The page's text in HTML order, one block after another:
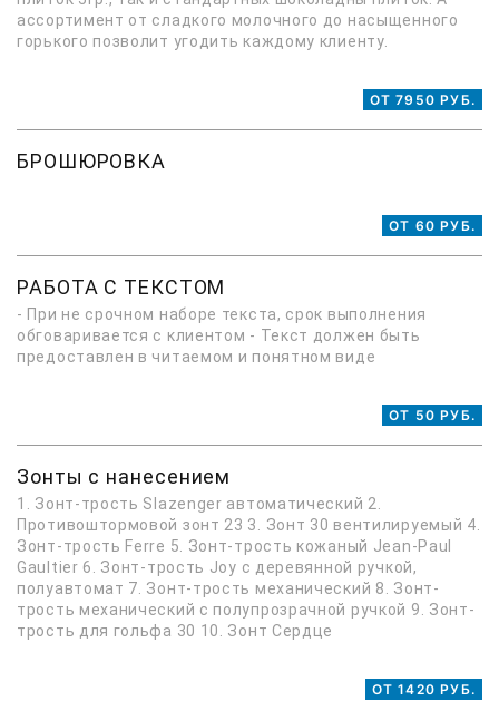
ассортимент от сладкого молочного до насыщенного
горького позволит угодить каждому клиенту.
ОТ 7950 РУБ.
БРОШЮРОВКА
ОТ 60 РУБ.
РАБОТА С ТЕКСТОМ
- При не срочном наборе текста, срок выполнения
обговаривается с клиентом - Текст должен быть
предоставлен в читаемом и понятном виде
ОТ 50 РУБ.
Зонты с нанесением
1. Зонт-трость Slazenger автоматический 2.
Противоштормовой зонт 23 3. Зонт 30 вентилируемый 4.
Зонт-трость Ferre 5. Зонт-трость кожаный Jean-Paul
Gaultier 6. Зонт-трость Joy с деревянной ручкой,
полуавтомат 7. Зонт-трость механический 8. Зонт-
трость механический с полупрозрачной ручкой 9. Зонт-
трость для гольфа 30 10. Зонт Сердце
ОТ 1420 РУБ.